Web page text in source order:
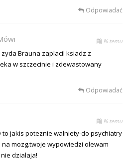
Odpowiadać
% temu
Brauna zaplacil ksiadz z
w szczecinie i zdewastowany
Odpowiadać
% temu
to jakis poteznie walniety-do psychiatry
na mozg.twoje wypowiedzi olewam
dzialaja!